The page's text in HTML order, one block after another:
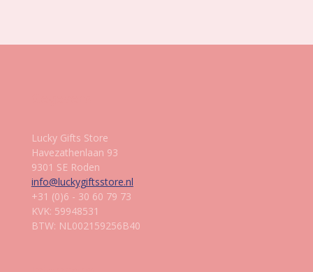
Lucky Gifts Store
Havezathenlaan 93
9301 SE Roden
info@luckygiftsstore.nl
+31 (0)6 - 30 60 79 73
KVK: 59948531
BTW: NL002159256B40